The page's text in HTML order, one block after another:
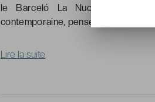
le Barceló La Nucía Palms -
contemporaine, pensée pour
Lire la suite